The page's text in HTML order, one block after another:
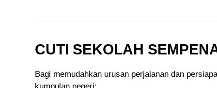
CUTI SEKOLAH
Bagi memudahkan urusan perjalanan dan